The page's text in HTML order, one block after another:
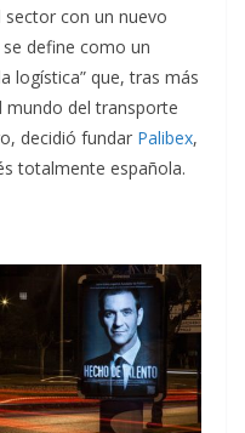
con un nuevo
define como un
logística” que, tras más
mundo del transporte
decidió fundar Palibex,
totalmente española.